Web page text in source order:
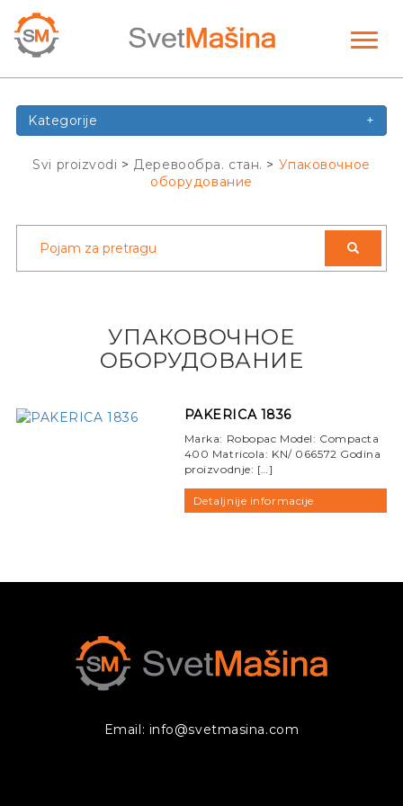
Kategorije +
Svi proizvodi > Деревообра. стан. > Упаковочное
оборудование
УПАКОВОЧНОЕ
ОБОРУДОВАНИЕ
PAKERICA 1836
Marka: Robopac Model: Compacta
400 Matricola: KN/ 066572 Godina
proizvodnje: […]
Detaljnije informacije
Email: info@svetmasina.com